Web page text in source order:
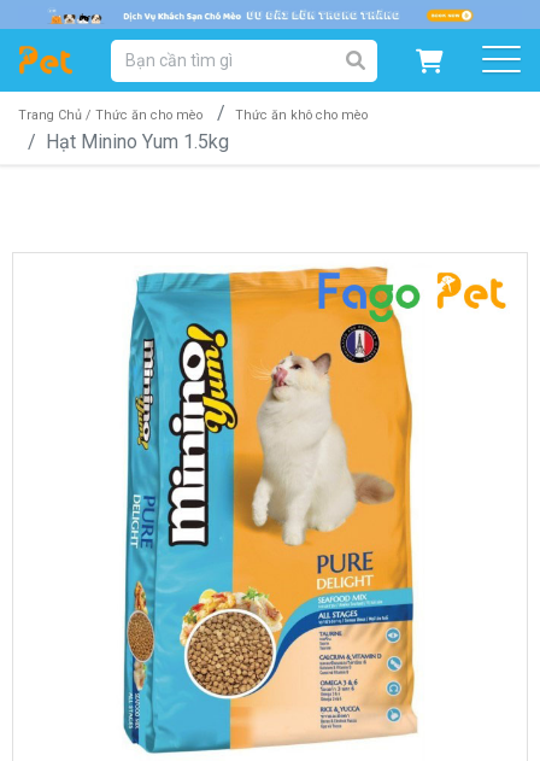
DANH MỤC SẢN PHẨM
SẢN PHẨM DÀNH CHO MÈO SẢN PHẨM DÀNH CHO CHÓ
Trang Chủ / Thức ăn cho mèo Thức ăn khô cho mèo
Hạt Minino Yum 1.5kg